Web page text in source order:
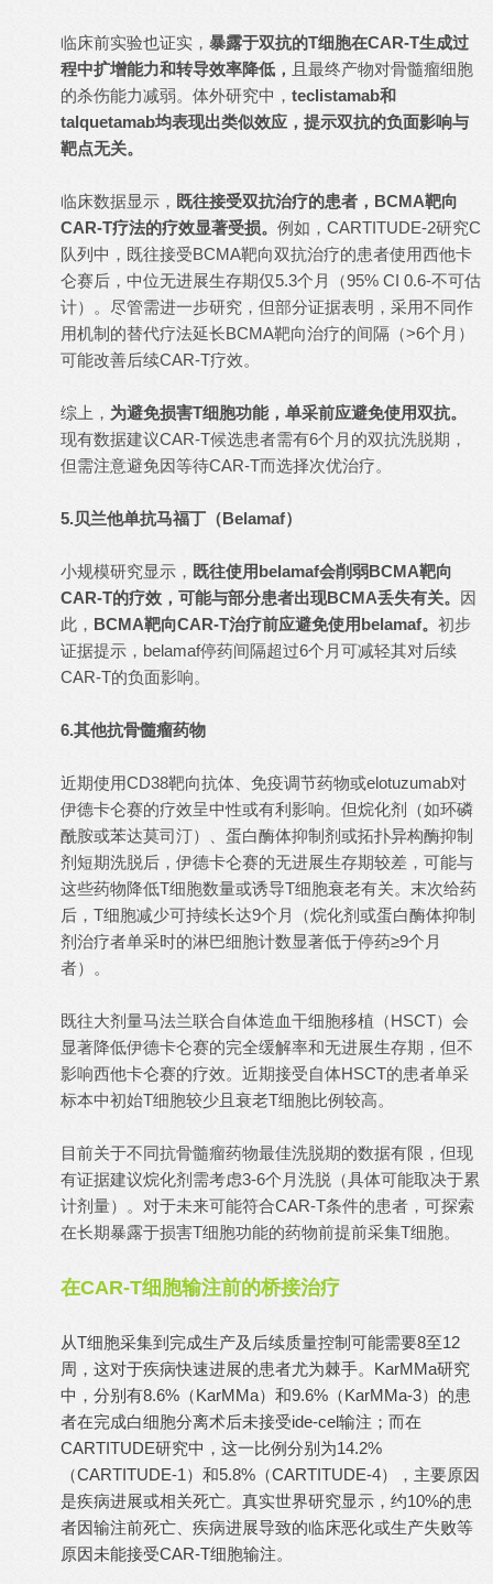
临床前实验也证实， 暴露于双抗的T细胞在CAR-T生成过
程中扩增能力和转导效率降低， 且最终产物对骨髓瘤细胞
的杀伤能力减弱。体外研究中， teclistamab和
talquetamab均表现出类似效应，提示双抗的负面影响与
靶点无关。
临床数据显示， 既往接受双抗治疗的患者，BCMA靶向
CAR-T疗法的疗效显著受损。 例如，CARTITUDE-2研究C
队列中，既往接受BCMA靶向双抗治疗的患者使用西他卡
仑赛后，中位无进展生存期仅5.3个月（95% CI 0.6-不可估
计）。尽管需进一步研究，但部分证据表明，采用不同作
用机制的替代疗法延长BCMA靶向治疗的间隔（>6个月）
可能改善后续CAR-T疗效。
综上， 为避免损害T细胞功能，单采前应避免使用双抗。
现有数据建议CAR-T候选患者需有6个月的双抗洗脱期，
但需注意避免因等待CAR-T而选择次优治疗。
5.贝兰他单抗马福丁（Belamaf）
小规模研究显示， 既往使用belamaf会削弱BCMA靶向
CAR-T的疗效，可能与部分患者出现BCMA丢失有关。 因
此， BCMA靶向CAR-T治疗前应避免使用belamaf。 初步
证据提示，belamaf停药间隔超过6个月可减轻其对后续
CAR-T的负面影响。
6.其他抗骨髓瘤药物
近期使用CD38靶向抗体、免疫调节药物或elotuzumab对
伊德卡仑赛的疗效呈中性或有利影响。但烷化剂（如环磷
酰胺或苯达莫司汀）、蛋白酶体抑制剂或拓扑异构酶抑制
剂短期洗脱后，伊德卡仑赛的无进展生存期较差，可能与
这些药物降低T细胞数量或诱导T细胞衰老有关。末次给药
后，T细胞减少可持续长达9个月（烷化剂或蛋白酶体抑制
剂治疗者单采时的淋巴细胞计数显著低于停药≥9个月
者）。
既往大剂量马法兰联合自体造血干细胞移植（HSCT）会
显著降低伊德卡仑赛的完全缓解率和无进展生存期，但不
影响西他卡仑赛的疗效。近期接受自体HSCT的患者单采
标本中初始T细胞较少且衰老T细胞比例较高。
目前关于不同抗骨髓瘤药物最佳洗脱期的数据有限，但现
有证据建议烷化剂需考虑3-6个月洗脱（具体可能取决于累
计剂量）。对于未来可能符合CAR-T条件的患者，可探索
在长期暴露于损害T细胞功能的药物前提前采集T细胞。
在CAR-T细胞输注前的桥接治疗
从T细胞采集到完成生产及后续质量控制可能需要8至12
周，这对于疾病快速进展的患者尤为棘手。KarMMa研究
中，分别有8.6%（KarMMa）和9.6%（KarMMa-3）的患
者在完成白细胞分离术后未接受ide-cel输注；而在
CARTITUDE研究中，这一比例分别为14.2%
（CARTITUDE-1）和5.8%（CARTITUDE-4），主要原因
是疾病进展或相关死亡。真实世界研究显示，约10%的患
者因输注前死亡、疾病进展导致的临床恶化或生产失败等
原因未能接受CAR-T细胞输注。